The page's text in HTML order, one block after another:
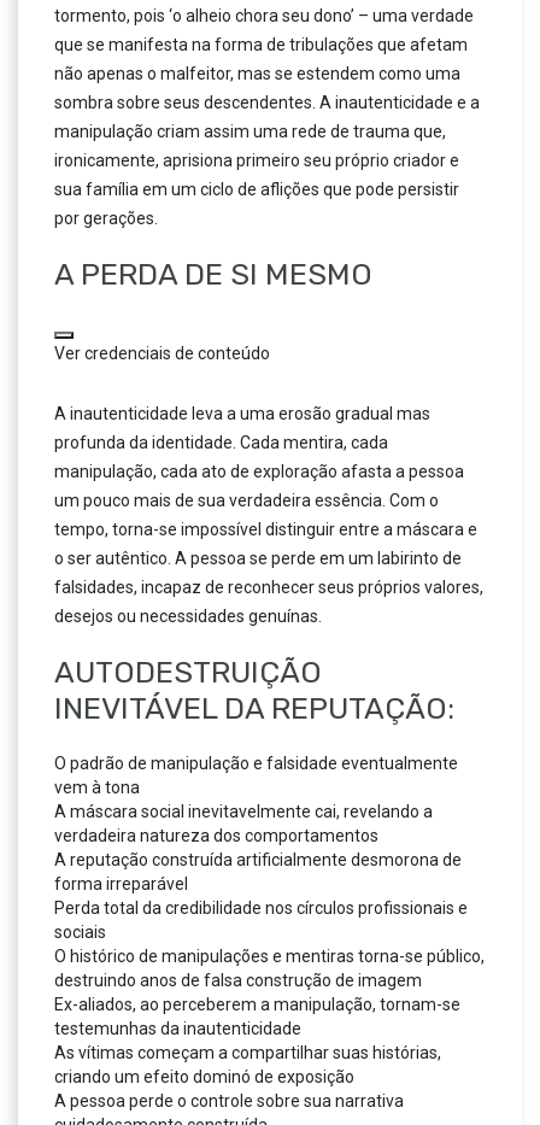
tormento, pois ‘o alheio chora seu dono’ – uma verdade
que se manifesta na forma de tribulações que afetam
não apenas o malfeitor, mas se estendem como uma
sombra sobre seus descendentes. A inautenticidade e a
manipulação criam assim uma rede de trauma que,
ironicamente, aprisiona primeiro seu próprio criador e
sua família em um ciclo de aflições que pode persistir
por gerações.
A PERDA DE SI MESMO
Ver credenciais de conteúdo
A inautenticidade leva a uma erosão gradual mas
profunda da identidade. Cada mentira, cada
manipulação, cada ato de exploração afasta a pessoa
um pouco mais de sua verdadeira essência. Com o
tempo, torna-se impossível distinguir entre a máscara e
o ser autêntico. A pessoa se perde em um labirinto de
falsidades, incapaz de reconhecer seus próprios valores,
desejos ou necessidades genuínas.
AUTODESTRUIÇÃO
INEVITÁVEL DA REPUTAÇÃO:
O padrão de manipulação e falsidade eventualmente
vem à tona
A máscara social inevitavelmente cai, revelando a
verdadeira natureza dos comportamentos
A reputação construída artificialmente desmorona de
forma irreparável
Perda total da credibilidade nos círculos profissionais e
sociais
O histórico de manipulações e mentiras torna-se público,
destruindo anos de falsa construção de imagem
Ex-aliados, ao perceberem a manipulação, tornam-se
testemunhas da inautenticidade
As vítimas começam a compartilhar suas histórias,
criando um efeito dominó de exposição
A pessoa perde o controle sobre sua narrativa